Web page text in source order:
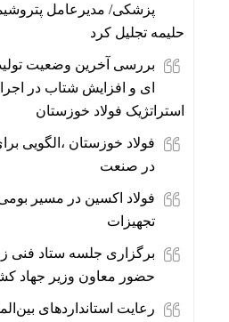
پزشکی/ مدیرعامل
حلیمه تجلیل کرد
بررسی آخرین وضعیت
ای و افزایش شتاب در
استراتژیک فولاد خوزستان
فولاد خوزستان ،الگویی
در صنعت
فولاد اکسین در مسیر
تجهیزات
برگزاری جلسه ستاد فنی
حضور معاون وزیر جهاد
رعایت استانداردهای